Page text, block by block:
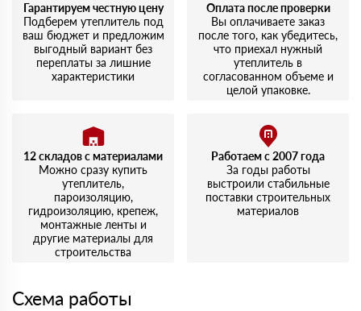
Гарантируем честную цену
Подберем утеплитель под
ваш бюджет и предложим
выгодный вариант без
переплаты за лишние
характеристики
Оплата после проверки
Вы оплачиваете заказ
после того, как убедитесь,
что приехал нужный
утеплитель в
согласованном объеме и
целой упаковке.
12 складов с материалами
Можно сразу купить
утеплитель,
пароизоляцию,
гидроизоляцию, крепеж,
монтажные ленты и
другие материалы для
строительства
Работаем с 2007 года
За годы работы
выстроили стабильные
поставки строительных
материалов
Схема работы